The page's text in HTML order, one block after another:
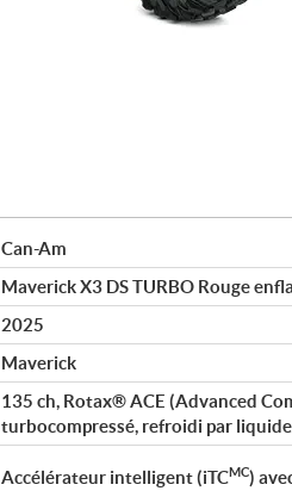
Can-Am
Maverick X3 DS TURBO Rouge
2025
Maverick
135 ch, Rotax® ACE (Advanced
turbocompressé, refroidi par
Accélérateur intelligent (iTCMC)